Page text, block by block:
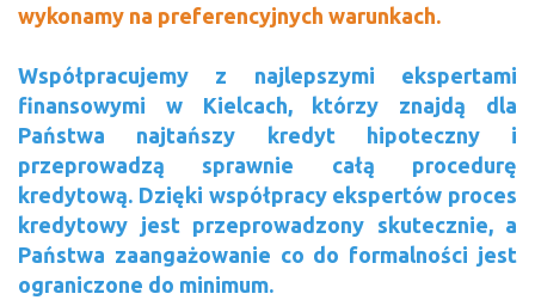
wykonamy na preferencyjnych warunkach.
Współpracujemy z najlepszymi ekspertami
finansowymi w Kielcach, którzy znajdą dla
Państwa najtańszy kredyt hipoteczny i
przeprowadzą sprawnie całą procedurę
kredytową. Dzięki współpracy ekspertów proces
kredytowy jest przeprowadzony skutecznie, a
Państwa zaangażowanie co do formalności jest
ograniczone do minimum.